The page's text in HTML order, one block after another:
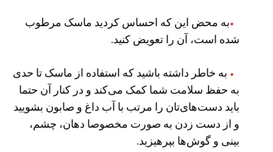
به محض این که احساس کردید ماسک مرطوب
شده است، آن را تعویض کنید.
به خاطر داشته باشید که استفاده از ماسک تا حدی
به حفظ سلامت شما کمک می‌کند و در کنار آن حتما
باید دست‌های‌تان را مرتب با آب داغ و صابون بشویید
و از دست زدن به صورت مخصوصا دهان، چشم،
بینی و گوش‌ها بپرهیزید.